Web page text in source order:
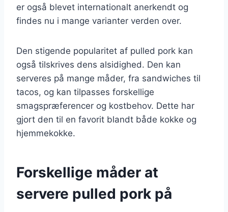
er også blevet internationalt anerkendt og
findes nu i mange varianter verden over.
Den stigende popularitet af pulled pork kan
også tilskrives dens alsidighed. Den kan
serveres på mange måder, fra sandwiches til
tacos, og kan tilpasses forskellige
smagspræferencer og kostbehov. Dette har
gjort den til en favorit blandt både kokke og
hjemmekokke.
Forskellige måder at
servere pulled pork på